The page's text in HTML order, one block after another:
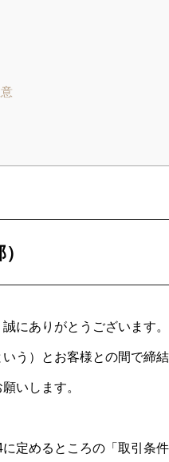
にありがとうございます。
う）とお客様との間で締
いします。
定めるところの「取引条